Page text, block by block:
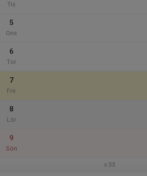
Tis
5
Ons
6
Tor
7
Fre
8
Lör
9
Sön
v.33